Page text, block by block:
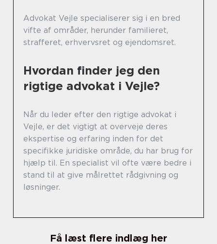
Advokat Vejle specialiserer sig i en bred
vifte af områder, herunder familieret,
strafferet, erhvervsret og ejendomsret.
Hvordan finder jeg den
rigtige advokat i Vejle?
Når du leder efter den rigtige advokat i
Vejle, er det vigtigt at overveje deres
ekspertise og erfaring inden for det
specifikke juridiske område, du har brug for
hjælp til. En specialist vil ofte være bedre i
stand til at give målrettet rådgivning og
løsninger.
Få læst flere indlæg her